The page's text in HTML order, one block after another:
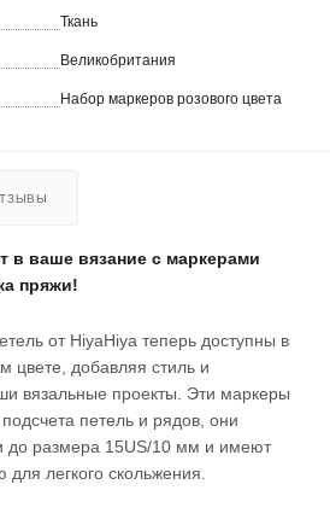
Ткань
Великобритания
Набор маркеров розового цвета
в ваше вязание с маркерами
пряжи!
от HiyaHiya теперь доступны в
цвете, добавляя стиль и
вязальные проекты. Эти маркеры
петель и рядов, они
до размера 15US/10 мм и имеют
легкого скольжения.